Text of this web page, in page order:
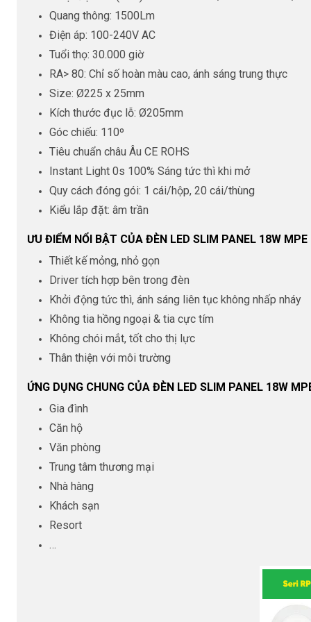
Quang thông: 1500Lm
Điện áp: 100-240V AC
Tuổi thọ: 30.000 giờ
RA> 80: Chỉ số hoàn màu cao, ánh sáng trung thực
Size: Ø225 x 25mm
Kích thước đục lỗ: Ø205mm
Góc chiếu: 110º
Tiêu chuẩn châu Âu CE ROHS
Instant Light 0s 100% Sáng tức thì khi mở
Quy cách đóng gói: 1 cái/hộp, 20 cái/thùng
Kiểu lắp đặt: âm trần
ƯU ĐIỂM NỔI BẬT CỦA ĐÈN LED SLIM PANEL 18W MPE
Thiết kế mỏng, nhỏ gọn
Driver tích hợp bên trong đèn
Khởi động tức thì, ánh sáng liên tục không nhấp nháy
Không tia hồng ngoại & tia cực tím
Không chói mắt, tốt cho thị lực
Thân thiện với môi trường
ỨNG DỤNG CHUNG CỦA ĐÈN LED SLIM PANEL 18W
Gia đình
Căn hộ
Văn phòng
Trung tâm thương mại
Nhà hàng
Khách sạn
Resort
…